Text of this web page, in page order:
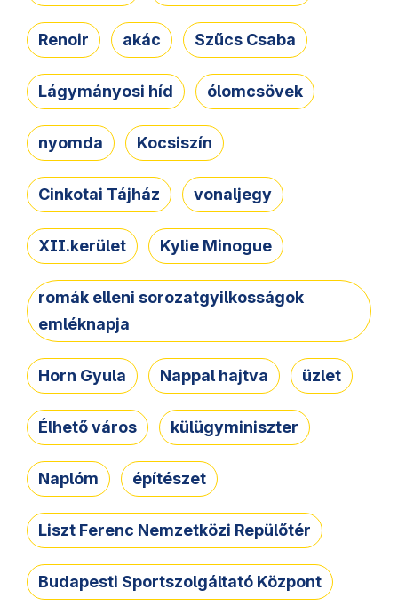
Renoir akác Szűcs Csaba
Lágymányosi híd ólomcsövek
nyomda Kocsiszín
Cinkotai Tájház vonaljegy
XII.kerület Kylie Minogue
romák elleni sorozatgyilkosságok
emléknapja
Horn Gyula Nappal hajtva üzlet
Élhető város külügyminiszter
Naplóm építészet
Liszt Ferenc Nemzetközi Repülőtér
Budapesti Sportszolgáltató Központ